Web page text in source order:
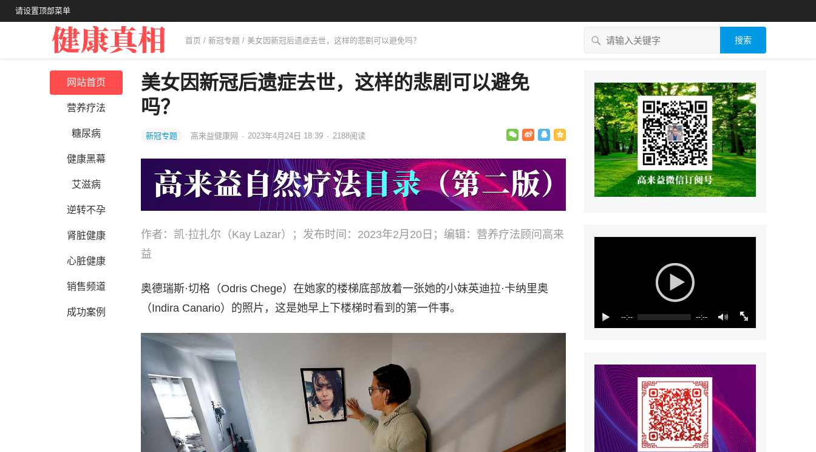
请设置顶部菜单
首页 / 新冠专题 / 美女因新冠后遗症去世，这样的悲剧可以避免吗？ 搜索
网站首页
营养疗法
糖尿病
健康黑幕
艾滋病
逆转不孕
肾脏健康
心脏健康
销售频道
成功案例
美女因新冠后遗症去世，这样的悲剧可以避免
吗？
新冠专题 高来益健康网 · 2023年4月24日 18:39 · 2188阅读
作者：凯·拉扎尔（Kay Lazar）；发布时间：2023年2月20日；编辑：营养疗法顾问高来
益
奥德瑞斯·切格（Odris Chege）在她家的楼梯底部放着一张她的小妹英迪拉·卡纳里奥
（Indira Canario）的照片，这是她早上下楼梯时看到的第一件事。
--:-- --:--